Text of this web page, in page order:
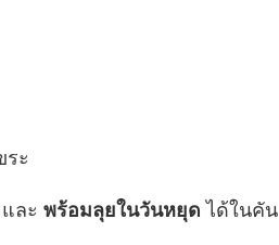
ะ
และ พร้อมลุยในวันหยุดได้ในคัน